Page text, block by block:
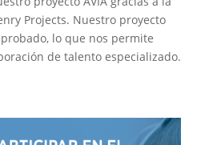
Projects. Nuestro proyecto
lo que nos permite
de talento especializado.